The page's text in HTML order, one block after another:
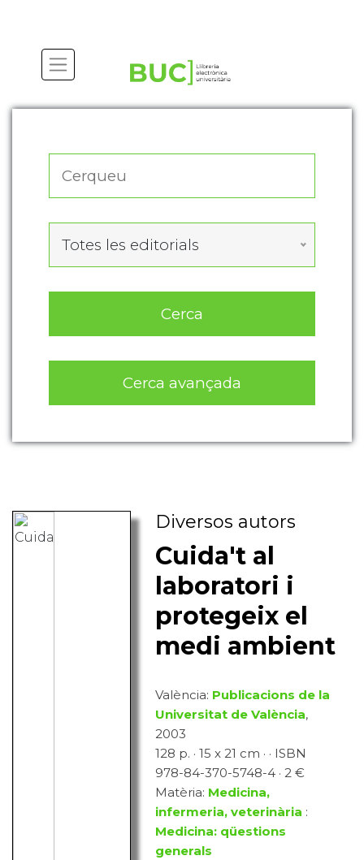
Totes les editorials
Cerca
Cerca avançada
Diversos autors
Cuida't al
laboratori i
protegeix el
medi ambient
València: Publicacions de la
Universitat de València,
2003
128 p. · 15 x 21 cm · · ISBN
978-84-370-5748-4 · 2 €
Matèria: Medicina,
infermeria, veterinària :
Medicina: qüestions
generals